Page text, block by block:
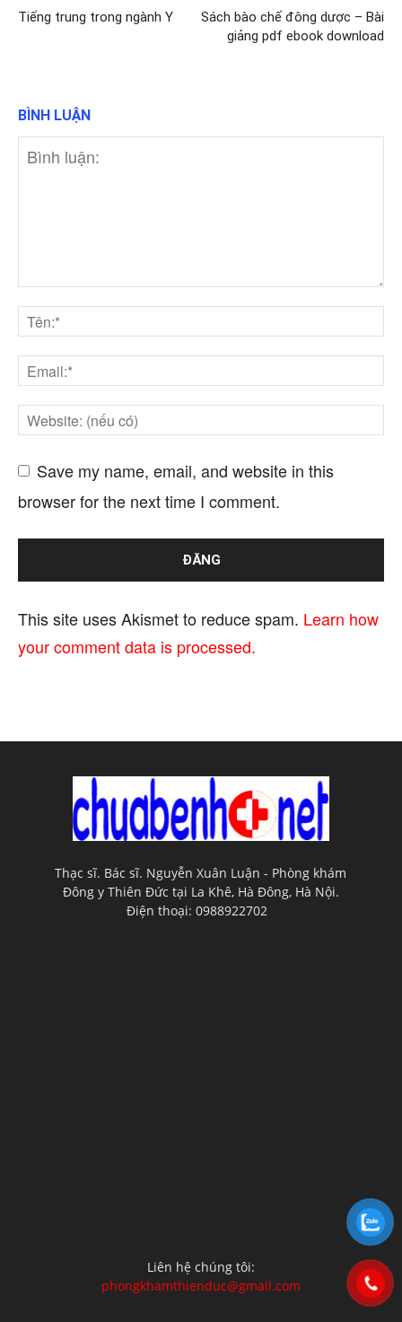
Tiếng trung trong ngành Y
Sách bào chế đông dược – Bài
giảng pdf ebook download
BÌNH LUẬN
Save my name, email, and website in this
browser for the next time I comment.
This site uses Akismet to reduce spam. Learn how
your comment data is processed.
Thạc sĩ. Bác sĩ. Nguyễn Xuân Luận - Phòng khám
Đông y Thiên Đức tại La Khê, Hà Đông, Hà Nội.
Điện thoại: 0988922702
Liên hệ chúng tôi:
phongkhamthienduc@gmail.com